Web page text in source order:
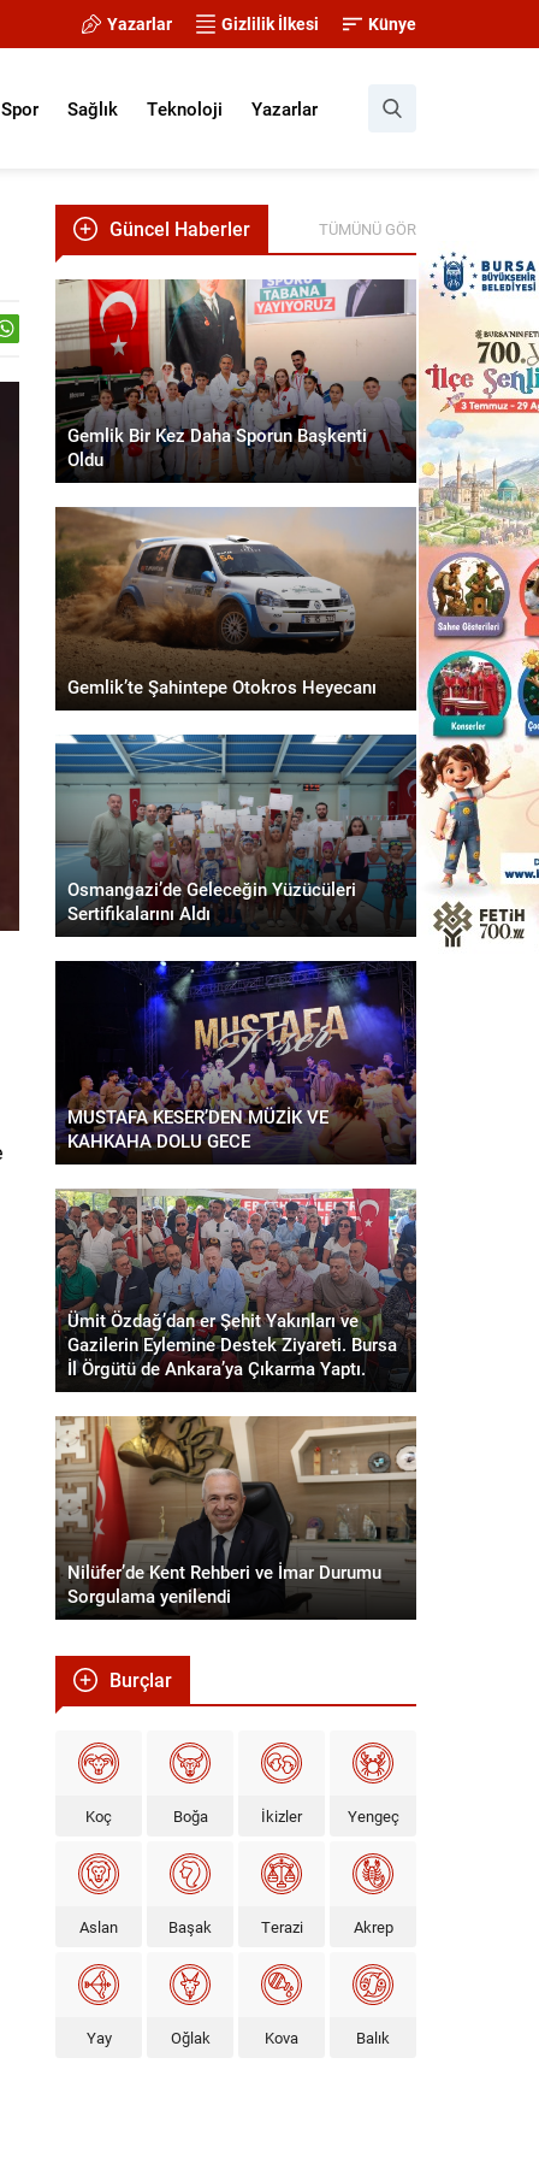
Yazarlar Gizlilik İlkesi Künye
Spor Sağlık Teknoloji Yazarlar
Güncel Haberler TÜMÜNÜ GÖR
Gemlik Bir Kez Daha Sporun Başkenti
Oldu
Gemlik’te Şahintepe Otokros Heyecanı
Osmangazi’de Geleceğin Yüzücüleri
Sertifikalarını Aldı
MUSTAFA KESER’DEN MÜZİK VE
KAHKAHA DOLU GECE
Ümit Özdağ’dan er Şehit Yakınları ve
Gazilerin Eylemine Destek Ziyareti. Bursa
İl Örgütü de Ankara’ya Çıkarma Yaptı.
Nilüfer’de Kent Rehberi ve İmar Durumu
Sorgulama yenilendi
Burçlar
Koç Boğa İkizler Yengeç
Aslan Başak Terazi Akrep
Yay Oğlak Kova Balık